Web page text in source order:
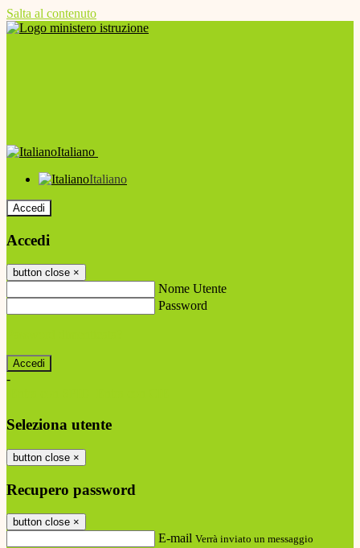
Salta al contenuto
Italiano
Italiano
Accedi
Accedi
button close ×
Nome Utente
Password
-
Seleziona utente
button close ×
Recupero password
button close ×
E-mail Verrà inviato un messaggio